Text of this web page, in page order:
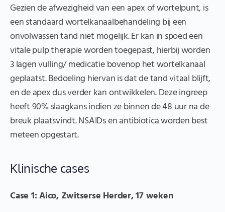
Gezien de afwezigheid van een apex of wortelpunt, is
een standaard wortelkanaalbehandeling bij een
onvolwassen tand niet mogelijk. Er kan in spoed een
vitale pulp therapie worden toegepast, hierbij worden
3 lagen vulling/ medicatie bovenop het wortelkanaal
geplaatst. Bedoeling hiervan is dat de tand vitaal blijft,
en de apex dus verder kan ontwikkelen. Deze ingreep
heeft 90% slaagkans indien ze binnen de 48 uur na de
breuk plaatsvindt. NSAIDs en antibiotica worden best
meteen opgestart.
Klinische cases
Case 1: Aico, Zwitserse Herder, 17 weken